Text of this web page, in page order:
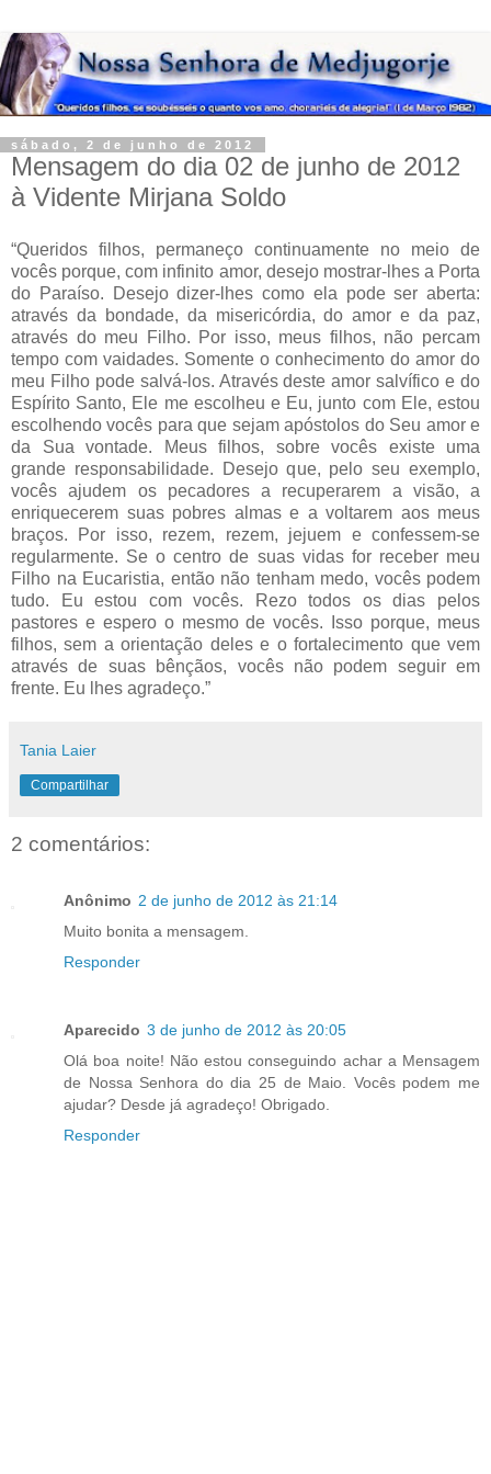
sábado, 2 de junho de 2012
Mensagem do dia 02 de junho de 2012
à Vidente Mirjana Soldo
“Queridos filhos, permaneço continuamente no meio de
vocês porque, com infinito amor, desejo mostrar-lhes a Porta
do Paraíso. Desejo dizer-lhes como ela pode ser aberta:
através da bondade, da misericórdia, do amor e da paz,
através do meu Filho. Por isso, meus filhos, não percam
tempo com vaidades. Somente o conhecimento do amor do
meu Filho pode salvá-los. Através deste amor salvífico e do
Espírito Santo, Ele me escolheu e Eu, junto com Ele, estou
escolhendo vocês para que sejam apóstolos do Seu amor e
da Sua vontade. Meus filhos, sobre vocês existe uma
grande responsabilidade. Desejo que, pelo seu exemplo,
vocês ajudem os pecadores a recuperarem a visão, a
enriquecerem suas pobres almas e a voltarem aos meus
braços. Por isso, rezem, rezem, jejuem e confessem-se
regularmente. Se o centro de suas vidas for receber meu
Filho na Eucaristia, então não tenham medo, vocês podem
tudo. Eu estou com vocês. Rezo todos os dias pelos
pastores e espero o mesmo de vocês. Isso porque, meus
filhos, sem a orientação deles e o fortalecimento que vem
através de suas bênçãos, vocês não podem seguir em
frente. Eu lhes agradeço.”
Tania Laier
Compartilhar
2 comentários:
Anônimo 2 de junho de 2012 às 21:14
Muito bonita a mensagem.
Responder
Aparecido 3 de junho de 2012 às 20:05
Olá boa noite! Não estou conseguindo achar a Mensagem
de Nossa Senhora do dia 25 de Maio. Vocês podem me
ajudar? Desde já agradeço! Obrigado.
Responder